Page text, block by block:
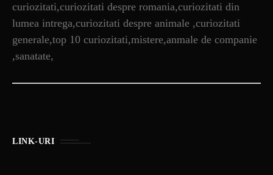
curiozitati,curiozitati despre romania,curiozitati din
lumea intrega,curiozitati despre animale ,curiozitati
generale,top 10 curiozitati,mistere,anmale de companie
,sanatate,
LINK-URI